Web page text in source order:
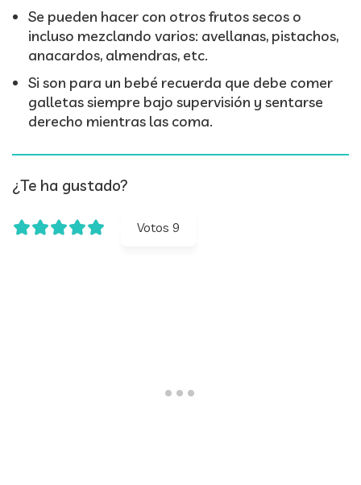
Se pueden hacer con otros frutos secos o
incluso mezclando varios: avellanas, pistachos,
anacardos, almendras, etc.
Si son para un bebé recuerda que debe comer
galletas siempre bajo supervisión y sentarse
derecho mientras las coma.
¿Te ha gustado?
Votos 9